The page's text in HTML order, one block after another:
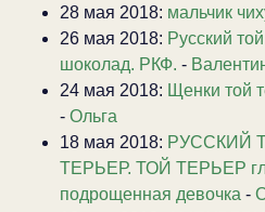
28 мая 2018: мальчик
26 мая 2018: Русский
шоколад. РКФ. -
24 мая 2018: Щенки той
- Ольга
18 мая 2018: РУССКИЙ
ТЕРЬЕР. ТОЙ ТЕРЬЕР
подрощенная девочка -